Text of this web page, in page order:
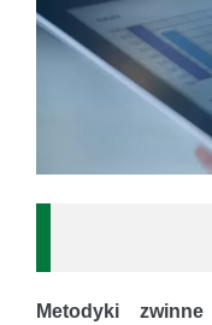
Metodyki zwinne